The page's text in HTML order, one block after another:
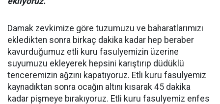
Damak zevkimize göre tuzumuzu ve baharatlarımızı
ekledikten sonra birkaç dakika kadar hep beraber
kavurduğumuz etli kuru fasulyemizin üzerine
suyumuzu ekleyerek hepsini karıştırıp düdüklü
tenceremizin ağzını kapatıyoruz. Etli kuru fasulyemiz
kaynadıktan sonra ocağın altını kısarak 45 dakika
kadar pişmeye bırakıyoruz. Etli kuru fasulyemiz enfes